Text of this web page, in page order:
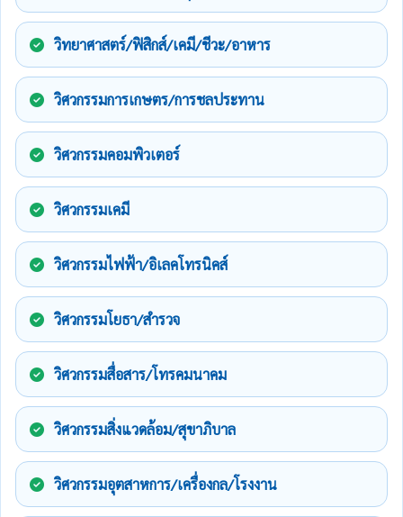
วิทยาศาสตร์/ฟิสิกส์/เคมี/ชีวะ/อาหาร
วิศวกรรมการเกษตร/การชลประทาน
วิศวกรรมคอมพิวเตอร์
วิศวกรรมเคมี
วิศวกรรมไฟฟ้า/อิเลคโทรนิคส์
วิศวกรรมโยธา/สำรวจ
วิศวกรรมสื่อสาร/โทรคมนาคม
วิศวกรรมสิ่งแวดล้อม/สุขาภิบาล
วิศวกรรมอุตสาหการ/เครื่องกล/โรงงาน